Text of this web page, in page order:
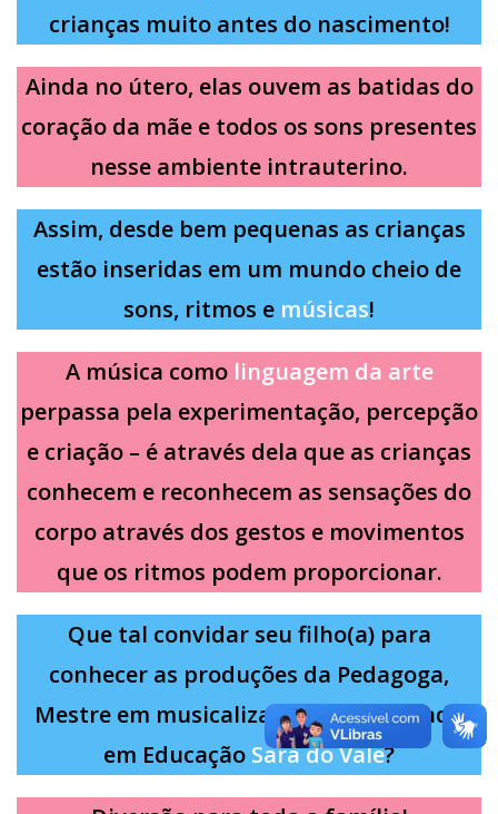
crianças muito antes do nascimento!
Ainda no útero, elas ouvem as batidas do
coração da mãe e todos os sons presentes
nesse ambiente intrauterino.
Assim, desde bem pequenas as crianças
estão inseridas em um mundo cheio de
sons, ritmos e músicas!
A música como linguagem da arte
perpassa pela experimentação, percepção
e criação – é através dela que as crianças
conhecem e reconhecem as sensações do
corpo através dos gestos e movimentos
que os ritmos podem proporcionar.
Que tal convidar seu filho(a) para
conhecer as produções da Pedagoga,
Mestre em musicalização e doutoranda
em Educação Sara do Vale?